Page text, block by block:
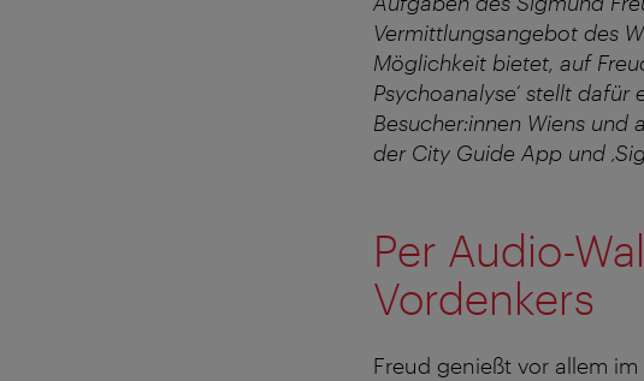
Vermittlungsangebot des
Möglichkeit bietet, auf
Psychoanalyse‘ stellt
Besucher:innen Wiens
der City Guide App und ‚
Per Audio-
Vordenkers
Freud genießt vor allem